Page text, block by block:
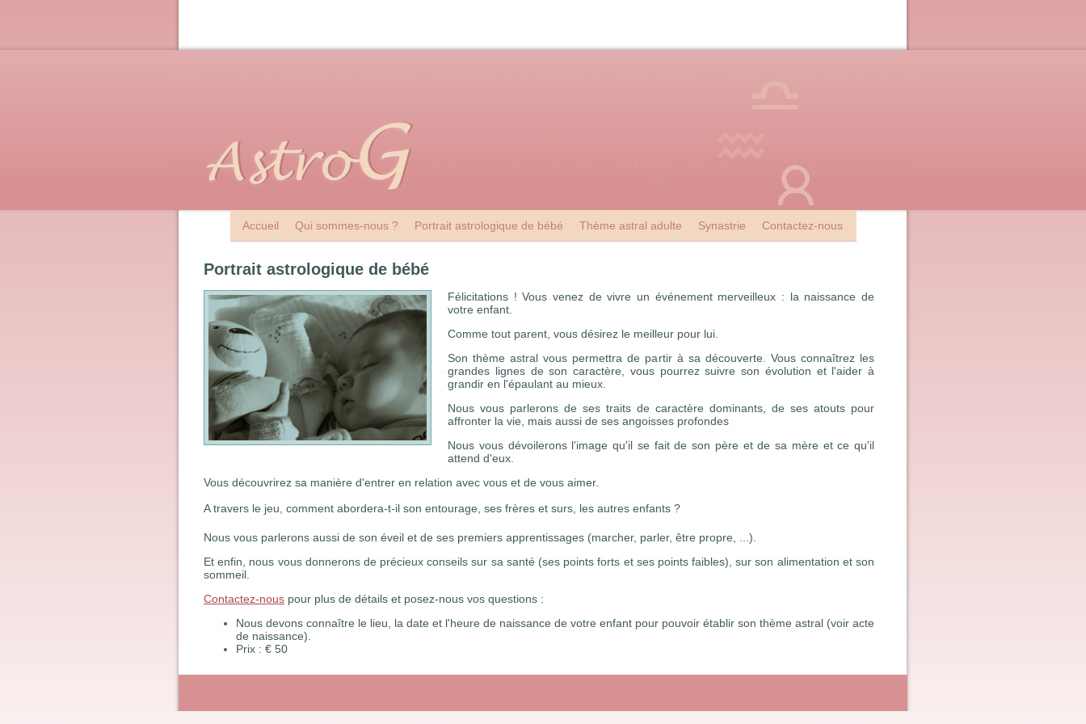
Accueil Qui sommes-nous ? Portrait astrologique de bébé Thème astral adulte Synastrie Contactez-nous
Portrait astrologique de bébé
Félicitations ! Vous venez de vivre un événement merveilleux : la naissance de
votre enfant.
Comme tout parent, vous désirez le meilleur pour lui.
Son thème astral vous permettra de partir à sa découverte. Vous connaîtrez les
grandes lignes de son caractère, vous pourrez suivre son évolution et l'aider à
grandir en l'épaulant au mieux.
Nous vous parlerons de ses traits de caractère dominants, de ses atouts pour
affronter la vie, mais aussi de ses angoisses profondes
Nous vous dévoilerons l'image qu'il se fait de son père et de sa mère et ce qu'il
attend d'eux.
Vous découvrirez sa manière d'entrer en relation avec vous et de vous aimer.
A travers le jeu, comment abordera-t-il son entourage, ses frères et surs, les autres enfants ?
Nous vous parlerons aussi de son éveil et de ses premiers apprentissages (marcher, parler, être propre, ...).
Et enfin, nous vous donnerons de précieux conseils sur sa santé (ses points forts et ses points faibles), sur son alimentation et son
sommeil.
Contactez-nous pour plus de détails et posez-nous vos questions :
Nous devons connaître le lieu, la date et l'heure de naissance de votre enfant pour pouvoir établir son thème astral (voir acte
de naissance).
Prix : € 50